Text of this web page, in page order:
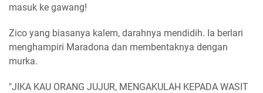
masuk ke gawang!
Zico yang biasanya kalem, darahnya mendidih. Ia berlari
menghampiri Maradona dan membentaknya dengan
murka.
"JIKA KAU ORANG JUJUR, MENGAKULAH KEPADA WASIT